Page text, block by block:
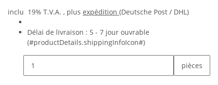
inclu 19% T.V.A. , plus expédition (Deutsche Post / DHL)
Délai de livraison : 5 - 7 jour ouvrable
(#productDetails.shippingInfoIcon#)
pièces